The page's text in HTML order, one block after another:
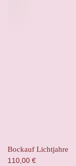
Bockauf Lichtjahre
110,00 €